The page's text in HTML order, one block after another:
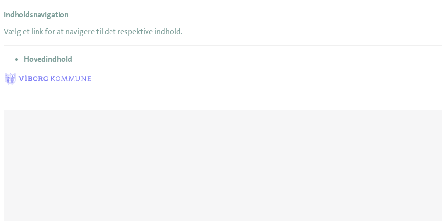
Indholdsnavigation
Vælg et link for at navigere til det respektive indhold.
gå til
Hovedindhold